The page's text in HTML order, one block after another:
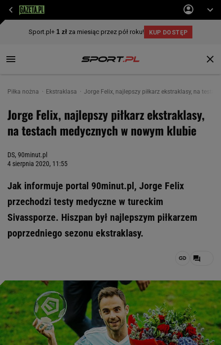
Piłka nożna Ekstraklasa Jorge Felix, najlepszy piłkarz ekstraklasy, na
Jorge Felix, najlepszy piłkarz ekstraklasy,
na testach medycznych w nowym klubie
DS, 90minut.pl
4 sierpnia 2020, 11:55
Jak informuje portal 90minut.pl, Jorge Felix
przechodzi testy medyczne w tureckim
Sivassporze. Hiszpan był najlepszym piłkarzem
poprzedniego sezonu ekstraklasy.